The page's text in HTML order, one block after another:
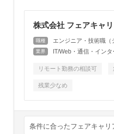
株式会社 フェアキャ
職種 エンジニア・技術職（
業界 IT/Web・通信・イン
リモート勤務の相談可
残業少なめ
条件に合ったフェアキャリ